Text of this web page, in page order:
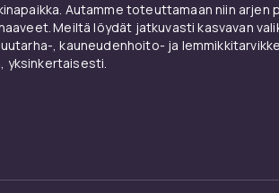
Autamme toteuttamaan niin arjen
Meiltä löydät jatkuvasti kasvavan
, kauneudenhoito- ja
yksinkertaisesti.